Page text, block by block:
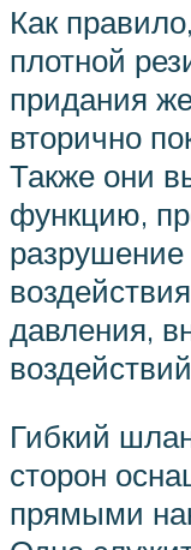
Как
плотной
придания
вторично
Также они
функцию,
разрушение
давления,
Гибкий
сторон
прямыми